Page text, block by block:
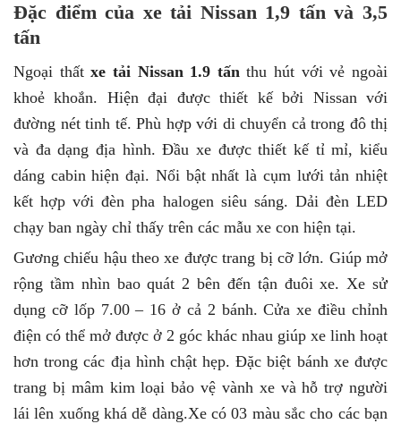
Đặc điểm của xe tải Nissan 1,9 tấn và 3,5
tấn
Ngoại thấtxe tải Nissan 1.9 tấnthu hút với vẻ ngoài
khoẻ khoắn. Hiện đại được thiết kế bởi Nissan với
đường nét tinh tế. Phù hợp với di chuyển cả trong đô thị
và đa dạng địa hình. Đầu xe được thiết kế tỉ mỉ, kiểu
dáng cabin hiện đại. Nổi bật nhất là cụm lưới tản nhiệt
kết hợp với đèn pha halogen siêu sáng. Dải đèn LED
chạy ban ngày chỉ thấy trên các mẫu xe con hiện tại.
Gương chiếu hậu theo xe được trang bị cỡ lớn. Giúp mở
rộng tầm nhìn bao quát 2 bên đến tận đuôi xe. Xe sử
dụng cỡ lốp 7.00 – 16 ở cả 2 bánh. Cửa xe điều chỉnh
điện có thể mở được ở 2 góc khác nhau giúp xe linh hoạt
hơn trong các địa hình chật hẹp. Đặc biệt bánh xe được
trang bị mâm kim loại bảo vệ vành xe và hỗ trợ người
lái lên xuống khá dễ dàng.Xe có 03 màu sắc cho các bạn